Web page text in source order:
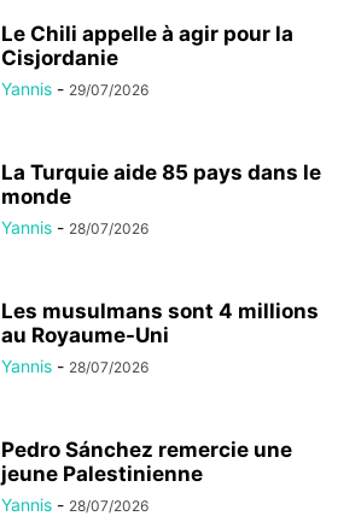
Le Chili appelle à agir pour la
Cisjordanie
Yannis - 29/07/2026
La Turquie aide 85 pays dans le
monde
Yannis - 28/07/2026
Les musulmans sont 4 millions
au Royaume-Uni
Yannis - 28/07/2026
Pedro Sánchez remercie une
jeune Palestinienne
Yannis - 28/07/2026